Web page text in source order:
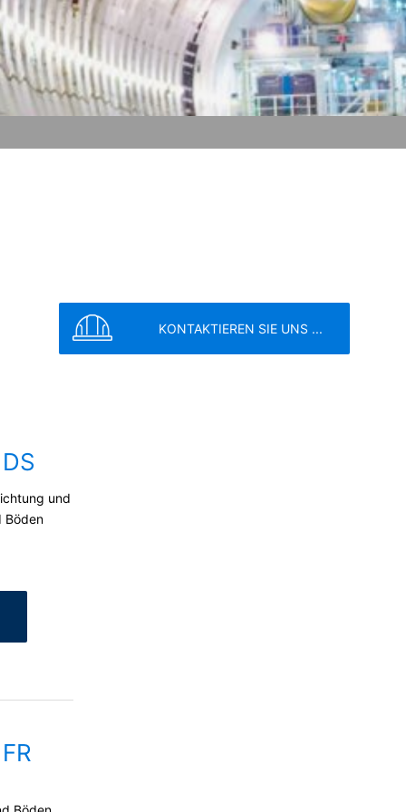
KONTAKTIEREN SIE UNS ...
und
Böden
von Google:https://support.google.c
der deutschen
https://www.google.de/intl/de/polici
erfolgten Datenverarbeitung bleibt
zu. Zuständige
NRW, Düsseldorf.
verarbeiten, an sich oder an einen
der Daten an einen anderen
apply.
SENDEN